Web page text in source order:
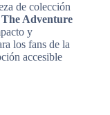
de colección
Adventure
y
los fans de la
accesible